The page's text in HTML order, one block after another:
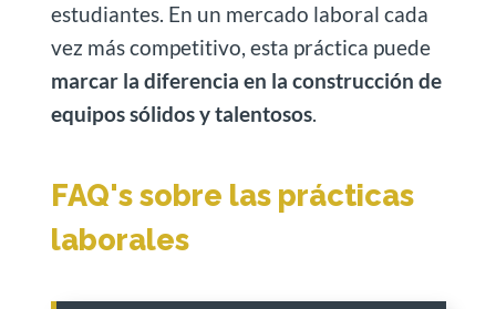
estudiantes. En un mercado laboral cada
vez más competitivo, esta práctica puede
marcar la diferencia en la construcción de
equipos sólidos y talentosos.
FAQ's sobre las prácticas
laborales